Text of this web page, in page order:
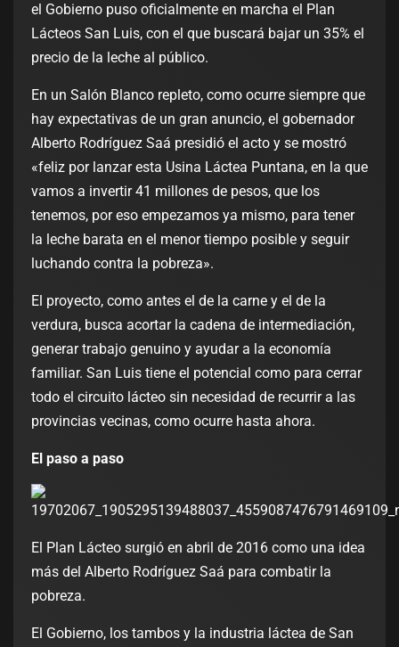
el Gobierno puso oficialmente en marcha el Plan
Lácteos San Luis, con el que buscará bajar un 35% el
precio de la leche al público.
En un Salón Blanco repleto, como ocurre siempre que
hay expectativas de un gran anuncio, el gobernador
Alberto Rodríguez Saá presidió el acto y se mostró
«feliz por lanzar esta Usina Láctea Puntana, en la que
vamos a invertir 41 millones de pesos, que los
tenemos, por eso empezamos ya mismo, para tener
la leche barata en el menor tiempo posible y seguir
luchando contra la pobreza».
El proyecto, como antes el de la carne y el de la
verdura, busca acortar la cadena de intermediación,
generar trabajo genuino y ayudar a la economía
familiar. San Luis tiene el potencial como para cerrar
todo el circuito lácteo sin necesidad de recurrir a las
provincias vecinas, como ocurre hasta ahora.
El paso a paso
El Plan Lácteo surgió en abril de 2016 como una idea
más del Alberto Rodríguez Saá para combatir la
pobreza.
El Gobierno, los tambos y la industria láctea de San